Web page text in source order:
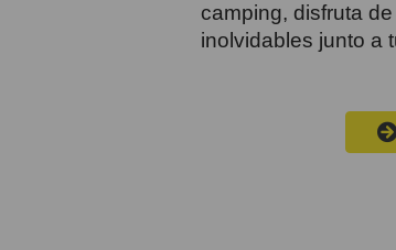
camping, disfruta
inolvidables junto a